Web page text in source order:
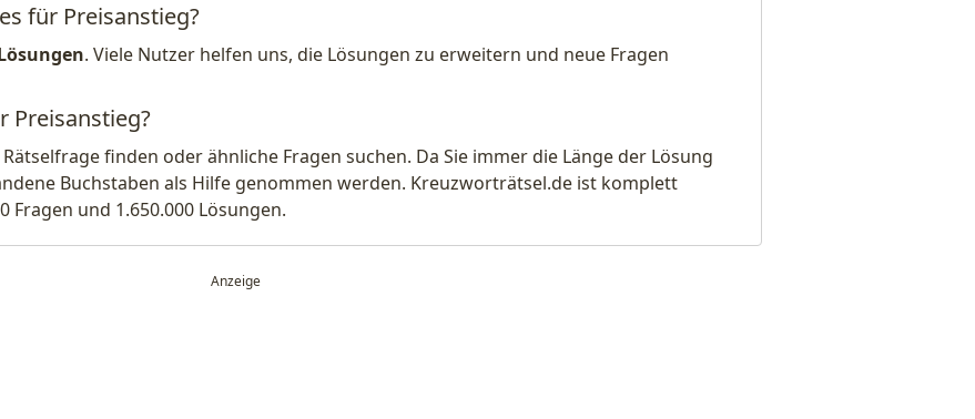
für Preisanstieg?
. Viele Nutzer helfen uns, die Lösungen zu erweitern und neue Fragen
Preisanstieg?
finden oder ähnliche Fragen suchen. Da Sie immer die Länge der Lösung
Buchstaben als Hilfe genommen werden. Kreuzworträtsel.de ist komplett
Fragen und 1.650.000 Lösungen.